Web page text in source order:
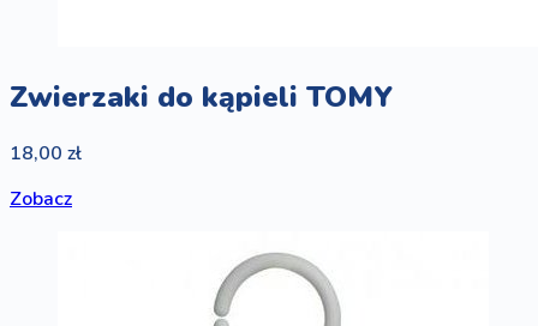
Zwierzaki do kąpieli TOMY
18,00 zł
Zobacz